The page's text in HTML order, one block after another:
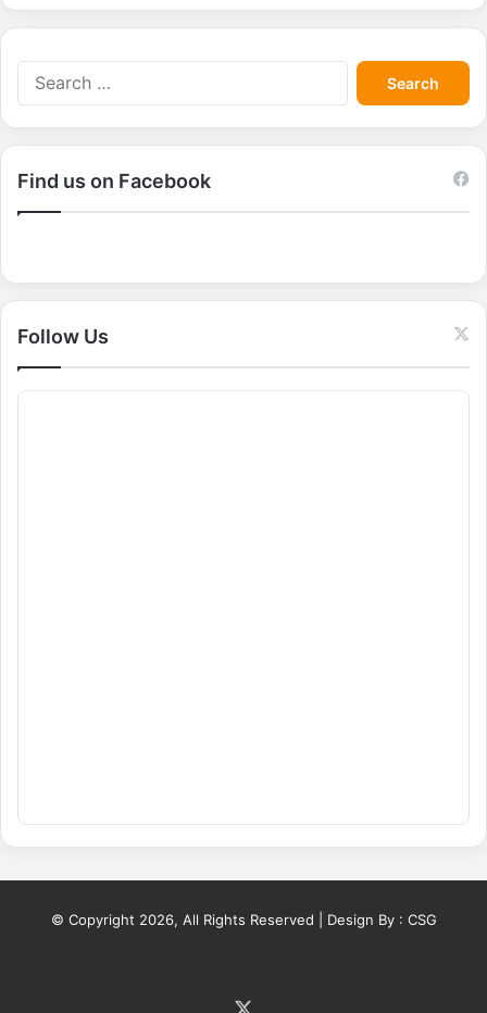
S
e
a
r
r
:
Find us on Facebook
Follow Us
© Copyright 2026, All Rights Reserved | Design By : CSG